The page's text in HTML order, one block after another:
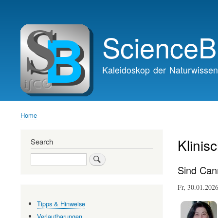
navigation
Kaleidoskop der
Home
Sind
Fr,
Search
Search
Tipps & Hinweise
Verlautbarungen